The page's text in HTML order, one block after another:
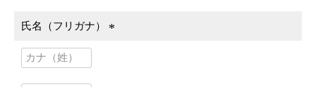
氏名（フリガナ）